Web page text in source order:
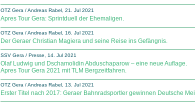
OTZ Gera / Andreas Rabel, 21. Jul 2021
Apres Tour Gera: Sprintduell der Ehemaligen.
OTZ Gera / Andreas Rabel, 16. Jul 2021
Der Geraer Christian Magiera und seine Reise ins Gefängnis.
SSV Gera / Presse, 14. Jul 2021
Olaf Ludwig und Dschamolidin Abduschaparow – eine neue Auflage.
Apres Tour Gera 2021 mit TLM Bergzeitfahren.
OTZ Gera / Andreas Rabel, 13. Jul 2021
Erster Titel nach 2017: Geraer Bahnradsportler gewinnen Deutsche